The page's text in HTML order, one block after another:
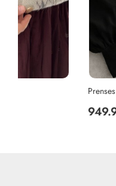
Prenses Kol Hırka - Siyah